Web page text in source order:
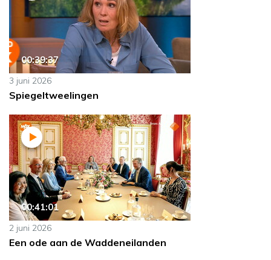
00:39:37
3 juni 2026
Spiegeltweelingen
00:41:01
2 juni 2026
Een ode aan de Waddeneilanden